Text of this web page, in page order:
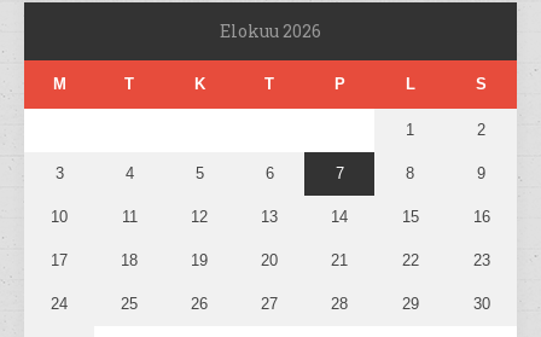
Elokuu 2026
M T K T P L S
1 2
3 4 5 6 7 8 9
10 11 12 13 14 15 16
17 18 19 20 21 22 23
24 25 26 27 28 29 30